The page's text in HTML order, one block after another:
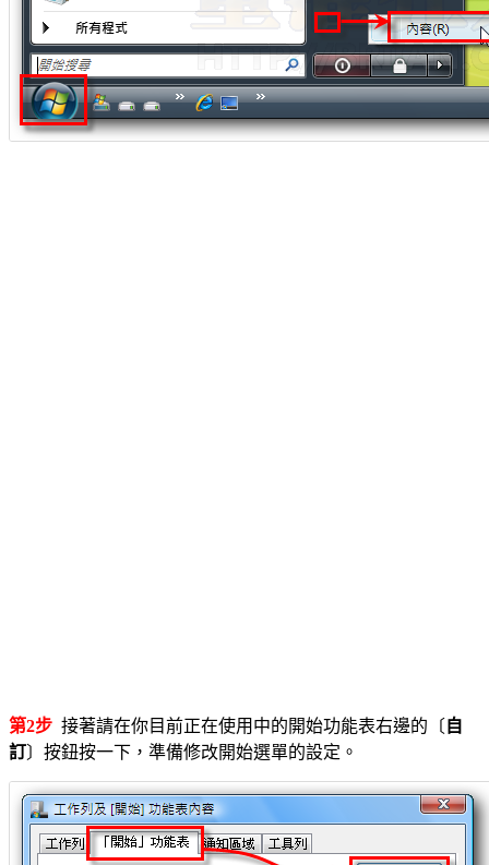
第2步 接著請在你目前正在使用中的開始功能表右邊的〔 自
訂〕按鈕按一下，準備修改開始選單的設定。